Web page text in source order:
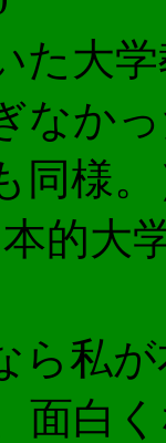
た大
なか
同様
的大
ら私
面白